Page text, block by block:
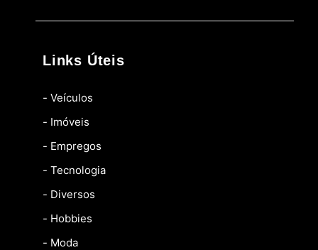
Links Úteis
- Veículos
- Imóveis
- Empregos
- Tecnologia
- Diversos
- Hobbies
- Moda